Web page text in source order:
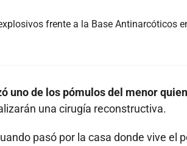
frente a la Base Antinarcóticos
uno de los pómulos del menor
una cirugía reconstructiva.
pasó por la casa donde vive el